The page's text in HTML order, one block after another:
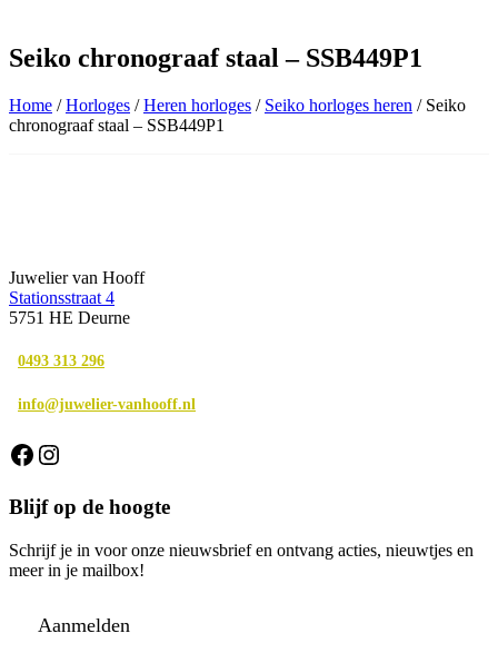
Seiko chronograaf staal – SSB449P1
Home /Horloges /Heren horloges / Seiko horloges heren / Seiko
chronograaf staal – SSB449P1
Juwelier van Hooff
Stationsstraat 4
5751 HE Deurne
0493 313 296
info@juwelier-vanhooff.nl
Facebook
Instagram
Blijf op de hoogte
Schrijf je in voor onze nieuwsbrief en ontvang acties, nieuwtjes en
meer in je mailbox!
Aanmelden